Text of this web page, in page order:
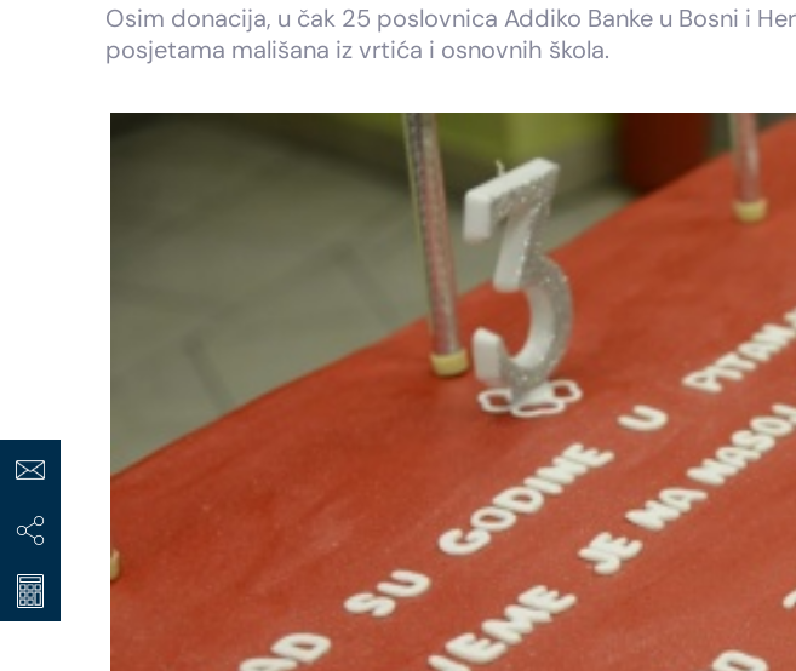
Osim donacija, u čak 25 poslovnica Addiko Banke u Bosni i
posjetama mališana iz vrtića i osnovnih škola.